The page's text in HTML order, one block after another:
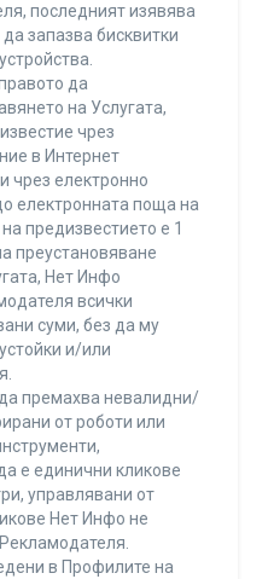
последният изявява
запазва бисквитки
да
на Услугата,
чрез
в Интернет
чрез електронно
електронната поща на
предизвестието е 1
преустановяване
Нет Инфо
всички
суми, без да му
и/или
премахва невалидни/
от роботи или
е единични кликове
управлявани от
Нет Инфо не
в Профилите на